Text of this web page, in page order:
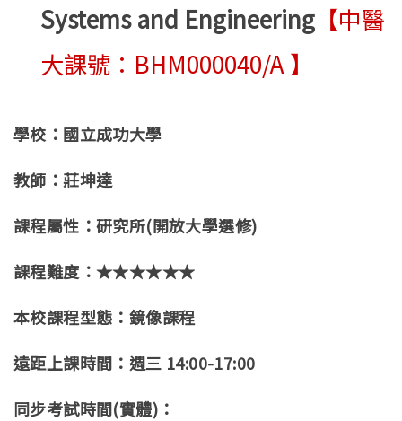
Systems and Engineering 【中醫
大課號：BHM000040/A 】
學校：國立成功大學
教師：莊坤達
課程屬性：研究所(開放大學選修)
課程難度：★★★★★★
本校課程型態：鏡像課程
遠距上課時間：週三 14:00-17:00
同步考試時間(實體)：